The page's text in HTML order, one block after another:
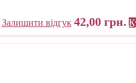
Залишити відгук 42,00 грн.